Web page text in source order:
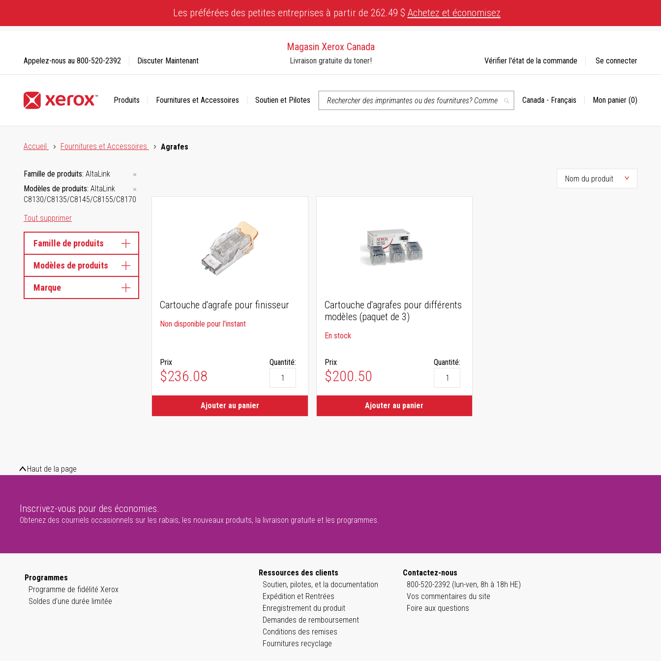
Content
Les préférées des petites entreprises à partir de 262.49 $ Achetez et économisez
Magasin Xerox Canada
Livraison gratuite du toner!
Produits Fournitures et Accessoires
Soutien et Pilotes
Recherche
Choisir
Canada - Français Mon panier (0)
Appelez-nous au 800-520-2392 Discuter Maintenant Vérifier l'état de la commande Se connecter
Accueil
Fournitures et Accessoires Agrafes
Famille de produits AltaLink
Modèles de produits AltaLink
C8130/C8135/C8145/C8155/C8170
Tout supprimer
Famille de produits
Modèles de produits
Marque
Cartouche d'agrafe pour finisseur
Non disponible pour l'instant
Prix
$236.08
Quantité:
Ajouter au panier
Cartouche d'agrafes pour différents
modèles (paquet de 3)
En stock
Prix
$200.50
Quantité:
Ajouter au panier
Haut de la page
Inscrivez-vous pour des économies.
Obtenez des courriels occasionnels sur les rabais, les nouveaux produits, la livraison gratuite et les programmes.
Programmes
Programme de fidélité Xerox
Soldes d'une durée limitée
Ressources des clients
Soutien, pilotes, et la documentation
Expédition et Rentrées
Enregistrement du produit
Demandes de remboursement
Conditions des remises
Fournitures recyclage
Contactez-nous
800-520-2392 (lun-ven, 8h à 18h HE)
Vos commentaires du site
Foire aux questions